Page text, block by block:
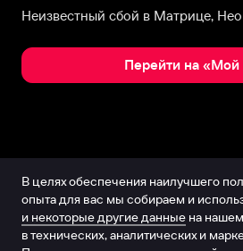
Неизвестный сбой в Матрице,
Перейти на «Мой
В целях обеспечения наилучшего
опыта для вас мы собираем и
и некоторые другие данные на
в технических, аналитических и